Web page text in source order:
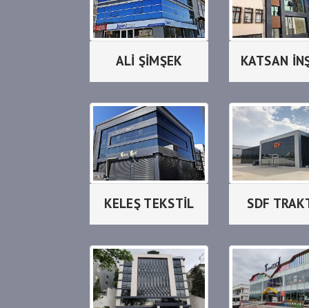
ALİ ŞİMŞEK KATSAN
KELEŞ TEKSTİL SDF